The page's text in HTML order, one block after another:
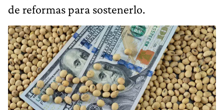
de reformas para sostenerlo.